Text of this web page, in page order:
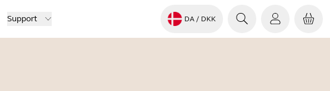
Support DA / DKK